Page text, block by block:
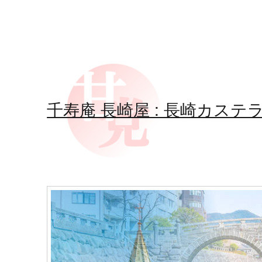
千寿庵 長崎屋 : 長崎カステ